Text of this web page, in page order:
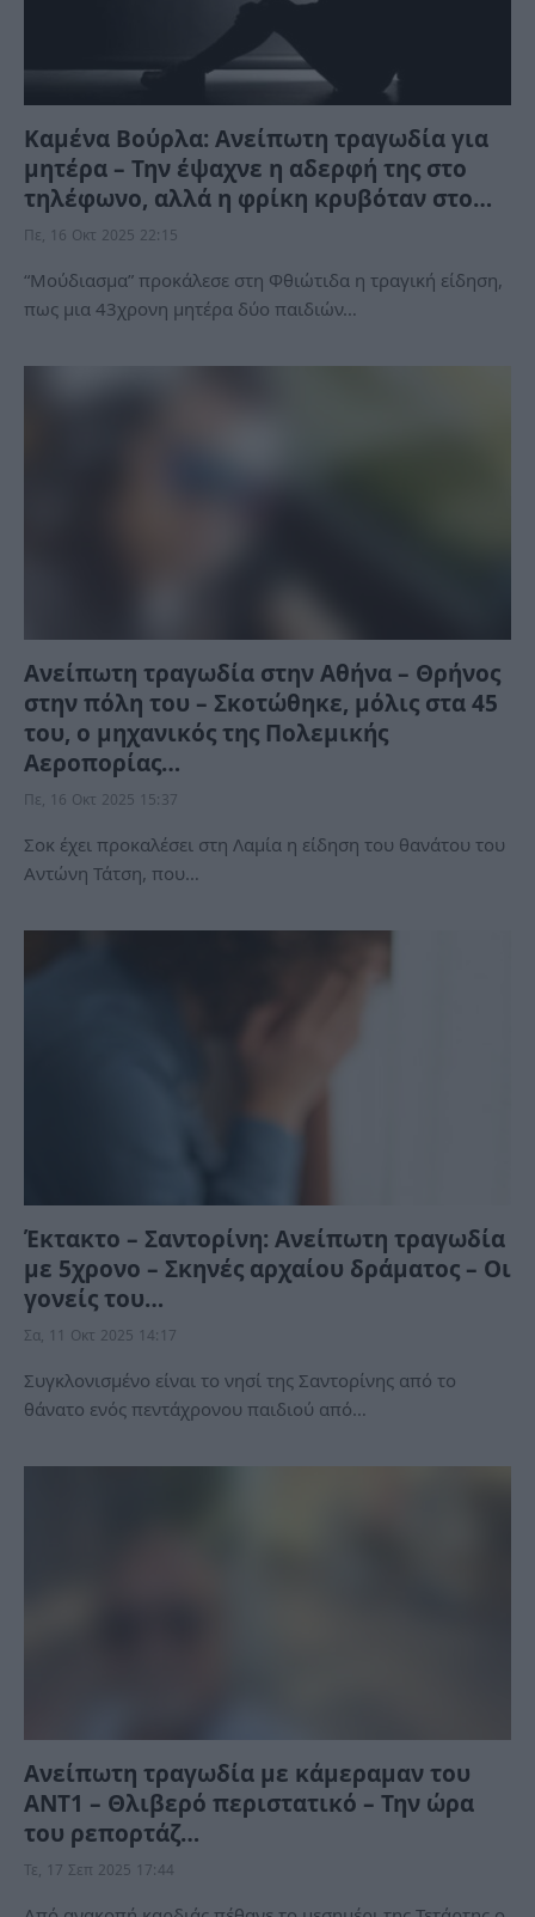
Καμένα Βούρλα: Ανείπωτη τραγωδία για
μητέρα – Την έψαχνε η αδερφή της στο
τηλέφωνο, αλλά η φρίκη κρυβόταν στο…
Πε, 16 Οκτ 2025 22:15
“Μούδιασμα” προκάλεσε στη Φθιώτιδα η τραγική είδηση,
πως μια 43χρονη μητέρα δύο παιδιών…
Ανείπωτη τραγωδία στην Αθήνα – Θρήνος
στην πόλη του – Σκοτώθηκε, μόλις στα 45
του, ο μηχανικός της Πολεμικής
Αεροπορίας…
Πε, 16 Οκτ 2025 15:37
Σοκ έχει προκαλέσει στη Λαμία η είδηση του θανάτου του
Αντώνη Τάτση, που…
Έκτακτο – Σαντορίνη: Ανείπωτη τραγωδία
με 5χρονο – Σκηνές αρχαίου δράματος – Οι
γονείς του…
Σα, 11 Οκτ 2025 14:17
Συγκλονισμένο είναι το νησί της Σαντορίνης από το
θάνατο ενός πεντάχρονου παιδιού από…
Ανείπωτη τραγωδία με κάμεραμαν του
ΑΝΤ1 – Θλιβερό περιστατικό – Την ώρα
του ρεπορτάζ…
Τε, 17 Σεπ 2025 17:44